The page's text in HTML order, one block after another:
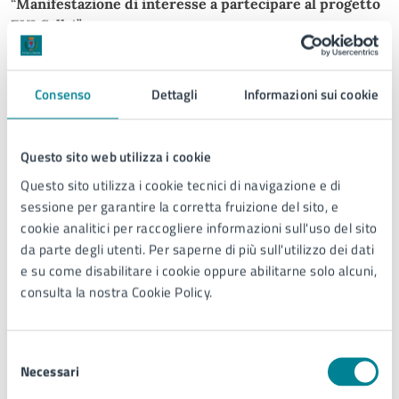
Consenso Dettagli Informazioni sui cookie
Questo sito web utilizza i cookie
Questo sito utilizza i cookie tecnici di navigazione e di
sessione per garantire la corretta fruizione del sito, e
cookie analitici per raccogliere informazioni sull'uso del sito
da parte degli utenti. Per saperne di più sull'utilizzo dei dati
e su come disabilitare i cookie oppure abilitarne solo alcuni,
consulta la nostra Cookie Policy.
delNecessari
EUI Call 4”.
I soggetti interessati dovranno inviare la domanda di
di tutti i documenti richiesti e sottoscritta con firma
digitale o autografa del legale rappresentante.
Allegati
Avviso Pubblico Manifestazione d'Interesse EUI